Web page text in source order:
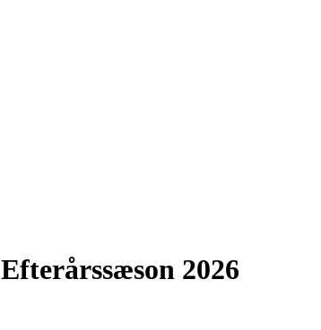
Efterårssæson 2026